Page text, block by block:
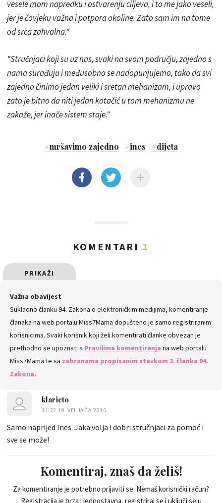
vesele mom napredku i ostvarenju ciljeva, i to me jako veseli,
jer je čovjeku važna i potpora okoline. Zato sam im na tome
od srca zahvalna."
"Stručnjaci koji su uz nas, svaki na svom području, zajedno s
nama surađuju i međusobno se nadopunjujemo, tako da svi
zajedno činimo jedan veliki i sretan mehanizam, i upravo
zato je bitno da niti jedan kotačić u tom mehanizmu ne
zakaže, jer inače sistem staje."
#mršavimo zajedno #ines #dijeta
KOMENTARI 1
PRIKAŽI
SVE
KOMENTARE
Važna obavijest
Sukladno članku 94. Zakona o elektroničkim medijima, komentiranje
članaka na web portalu Miss7Mama dopušteno je samo registriranim
korisnicima. Svaki korisnik koji želi komentirati članke obvezan je
prethodno se upoznati s Pravilima komentiranja na web portalu
Miss7Mama te sa zabranama propisanim stavkom 2. članka 94.
Zakona.
klaricto
11:22 19. VELJAČA 2010.
Samo naprijed Ines. Jaka volja i dobri stručnjaci za pomoć i
sve se može!
Komentiraj, znaš da želiš!
Za komentiranje je potrebno prijaviti se. Nemaš korisnički račun?
Registracija je brza i jednostavna, registriraj se i uključi se u